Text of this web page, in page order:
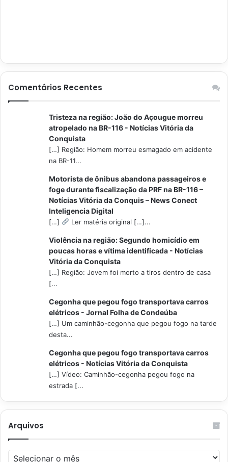
Comentários Recentes
Tristeza na região: João do Açougue morreu
atropelado na BR-116 - Notícias Vitória da
Conquista
[…] Região: Homem morreu esmagado em acidente
na BR-11...
Motorista de ônibus abandona passageiros e
foge durante fiscalização da PRF na BR-116 –
Notícias Vitória da Conquis – News Conect
Inteligencia Digital
[…] Ler matéria original […]...
Violência na região: Segundo homicídio em
poucas horas e vítima identificada - Notícias
Vitória da Conquista
[…] Região: Jovem foi morto a tiros dentro de casa
[...
Cegonha que pegou fogo transportava carros
elétricos - Jornal Folha de Condeúba
[…] Um caminhão-cegonha que pegou fogo na tarde
desta...
Cegonha que pegou fogo transportava carros
elétricos - Notícias Vitória da Conquista
[…] Vídeo: Caminhão-cegonha pegou fogo na
estrada [...
Arquivos
Arquivos